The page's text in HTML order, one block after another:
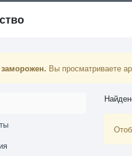
Вы просматриваете